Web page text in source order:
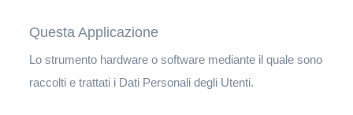
Questa Applicazione
Lo strumento hardware o software mediante il quale sono
raccolti e trattati i Dati Personali degli Utenti.